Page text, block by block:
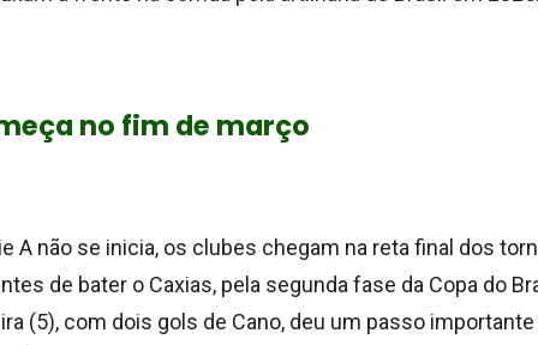
no fim de março
A não se inicia, os clubes chegam na reta final dos
de bater o Caxias, pela segunda fase da Copa do
(5), com dois gols de Cano, deu um passo importante